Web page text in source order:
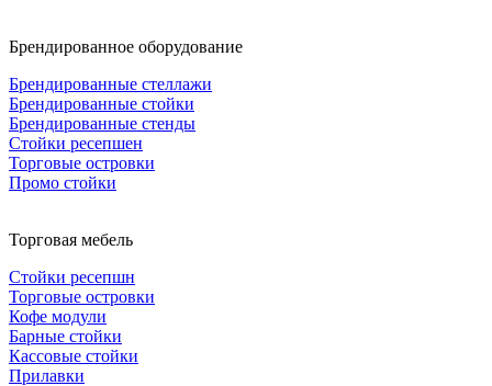
Брендированное оборудование
Брендированные стеллажи
Брендированные стойки
Брендированные стенды
Стойки ресепшен
Торговые островки
Промо стойки
Торговая мебель
Стойки ресепшн
Торговые островки
Кофе модули
Барные стойки
Кассовые стойки
Прилавки